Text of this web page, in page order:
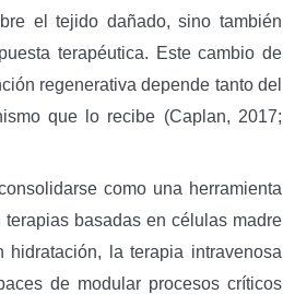
el tejido dañado, sino también
terapéutica. Este cambio de
regenerativa depende tanto del
que lo recibe (Caplan, 2017;
como una herramienta
basadas en células madre
la terapia intravenosa
de modular procesos críticos